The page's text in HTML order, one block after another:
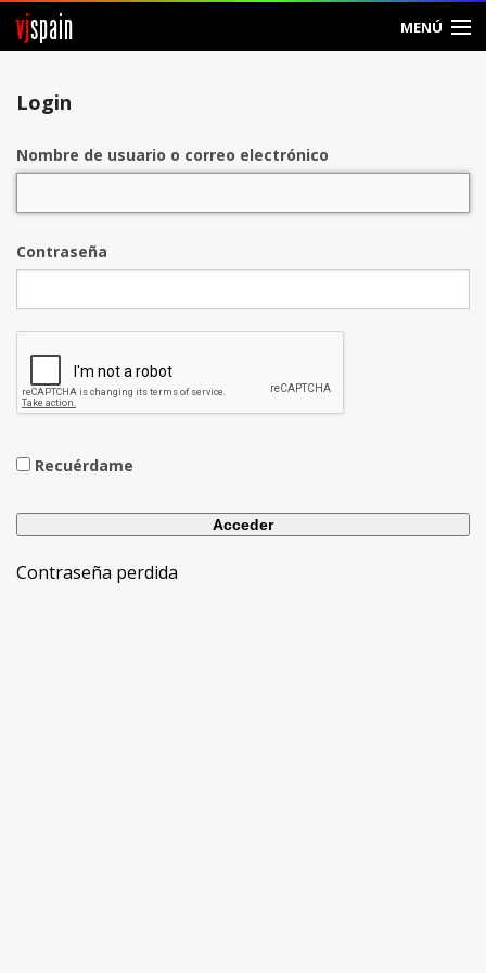
vjspain MENÚ
Login
Nombre de usuario o correo electrónico
Contraseña
Recuérdame
Contraseña perdida